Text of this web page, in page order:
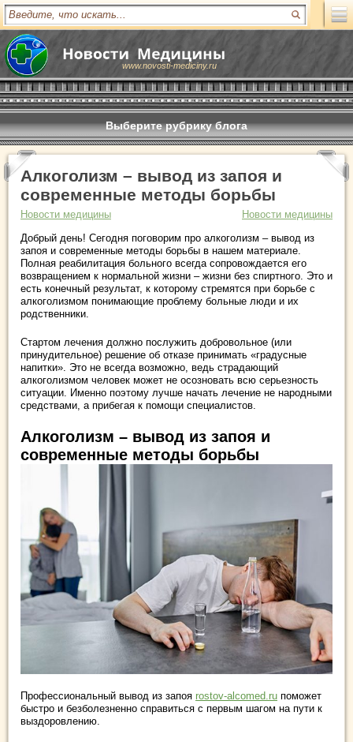
www.novosti-mediciny.ru
Выберите рубрику блога
Алкоголизм – вывод из запоя и
современные методы борьбы
Новости медицины
Новости медицины
Добрый день! Сегодня поговорим про алкоголизм – вывод из
запоя и современные методы борьбы в нашем материале.
Полная реабилитация больного всегда сопровождается его
возвращением к нормальной жизни – жизни без спиртного. Это и
есть конечный результат, к которому стремятся при борьбе с
алкоголизмом понимающие проблему больные люди и их
родственники.
Стартом лечения должно послужить добровольное (или
принудительное) решение об отказе принимать «градусные
напитки». Это не всегда возможно, ведь страдающий
алкоголизмом человек может не осозновать всю серьезность
ситуации. Именно поэтому лучше начать лечение не народными
средствами, а прибегая к помощи специалистов.
Алкоголизм – вывод из запоя и
современные методы борьбы
Профессиональный вывод из запоя rostov-alcomed.ru поможет
быстро и безболезненно справиться с первым шагом на пути к
выздоровлению.